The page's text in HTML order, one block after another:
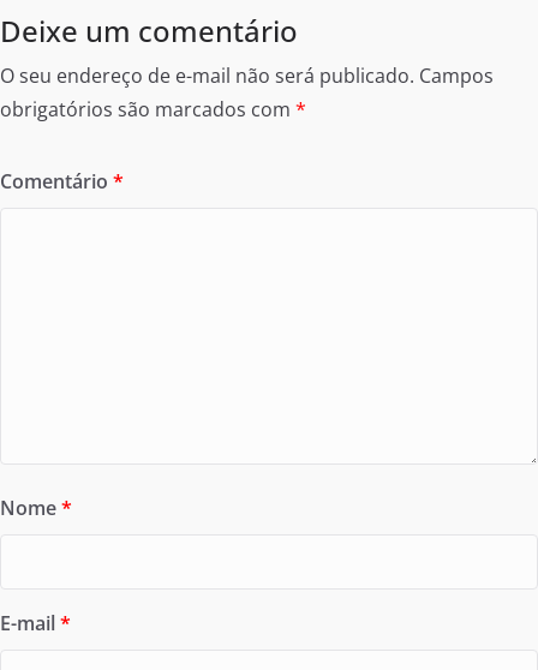
Deixe um comentário
O seu endereço de e-mail não será publicado. Campos
obrigatórios são marcados com *
Comentário *
Nome*
E-mail*